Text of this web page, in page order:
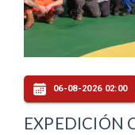
06-08-2026 02:00
EXPEDICIÓN